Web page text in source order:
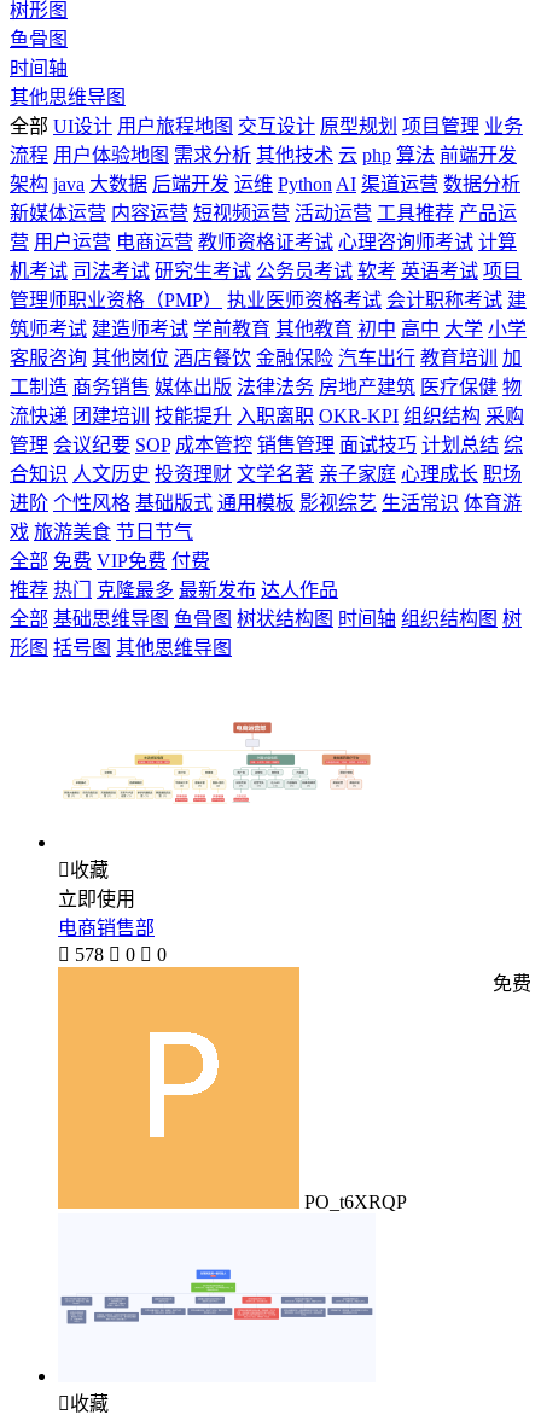
树形图
鱼骨图
时间轴
其他思维导图
全部 UI设计 用户旅程地图 交互设计 原型规划 项目管理 业务
流程 用户体验地图 需求分析 其他技术 云 php 算法 前端开发
架构 java 大数据 后端开发 运维 Python AI 渠道运营 数据分析
新媒体运营 内容运营 短视频运营 活动运营 工具推荐 产品运
营 用户运营 电商运营 教师资格证考试 心理咨询师考试 计算
机考试 司法考试 研究生考试 公务员考试 软考 英语考试 项目
管理师职业资格（PMP）
执业医师资格考试 会计职称考试 建
筑师考试 建造师考试 学前教育 其他教育 初中 高中 大学 小学
客服咨询 其他岗位 酒店餐饮 金融保险 汽车出行 教育培训
加
工制造 商务销售 媒体出版 法律法务 房地产建筑 医疗保健 物
流快递 团建培训 技能提升 入职离职 OKR-KPI 组织结构 采购
管理 会议纪要 SOP 成本管控 销售管理 面试技巧 计划总结 综
合知识 人文历史 投资理财 文学名著 亲子家庭 心理成长 职场
进阶 个性风格 基础版式 通用模板 影视综艺 生活常识 体育游
戏 旅游美食 节日节气
全部 免费 VIP免费 付费
推荐 热门 克隆最多 最新发布 达人作品
全部 基础思维导图 鱼骨图 树状结构图 时间轴 组织结构图 树
形图 括号图 其他思维导图
收藏
立即使用
电商销售部
 578  0  0
PO_t6XRQP
免费
收藏